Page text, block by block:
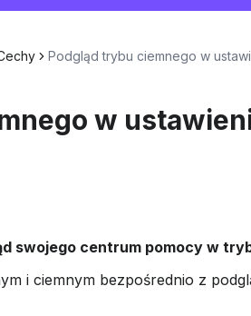
Podgląd trybu ciemnego w
w
swojego centrum pomocy w